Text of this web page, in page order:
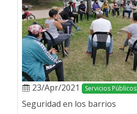
23/Apr/2021 Servicios Públicos
Seguridad en los barrios